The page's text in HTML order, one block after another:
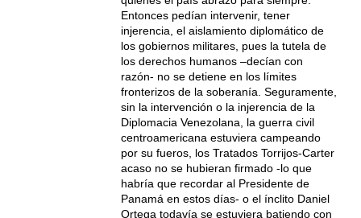
Entonces pedían intervenir, tener
injerencia, el aislamiento diplomático de
los gobiernos militares, pues la tutela de
los derechos humanos –decían con
razón- no se detiene en los límites
fronterizos de la soberanía. Seguramente,
sin la intervención o la injerencia de la
Diplomacia Venezolana, la guerra civil
centroamericana estuviera campeando
por su fueros, los Tratados Torrijos-Carter
acaso no se hubieran firmado -lo que
habría que recordar al Presidente de
Panamá en estos días- o el ínclito Daniel
Ortega todavía se estuviera batiendo con